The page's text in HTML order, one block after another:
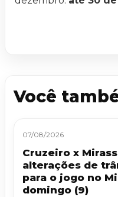
Você
07/08/2026
Cruzeiro x
alterações de
para o jogo no
domingo (9)